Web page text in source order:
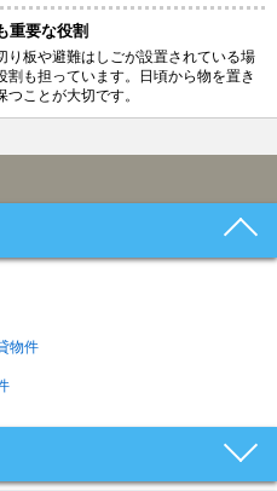
重要な役割
り板や避難はしごが設置されている場
も担っています。日頃から物を置き
ことが大切です。
物件